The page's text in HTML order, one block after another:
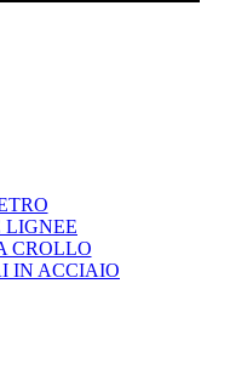
LIGNEE
CROLLO
IN ACCIAIO